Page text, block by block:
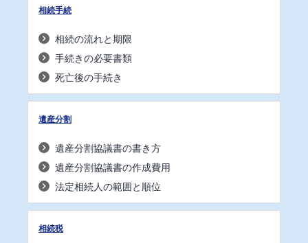
相続手続
相続の流れと期限
手続きの必要書類
死亡後の手続き
遺産分割
遺産分割協議書の書き方
遺産分割協議書の作成費用
法定相続人の範囲と順位
相続税